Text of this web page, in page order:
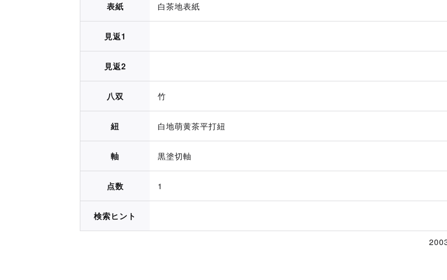
表紙 白茶地表紙
見返1
見返2
八双 竹
紐 白地萌黄茶平打紐
軸 黒塗切軸
点数 1
検索ヒント